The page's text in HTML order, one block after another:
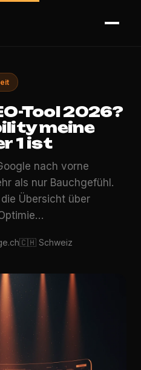
Tool 2026?
meine
1 ist
nach vorne
als nur Bauchgefühl.
Übersicht über
🇨🇭 Schweiz